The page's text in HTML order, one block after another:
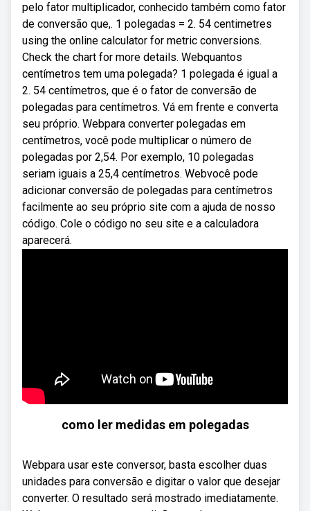
pelo fator multiplicador, conhecido também como fator
de conversão que,. 1 polegadas = 2. 54 centimetres
using the online calculator for metric conversions.
Check the chart for more details. Webquantos
centímetros tem uma polegada? 1 polegada é igual a
2. 54 centímetros, que é o fator de conversão de
polegadas para centímetros. Vá em frente e converta
seu próprio. Webpara converter polegadas em
centímetros, você pode multiplicar o número de
polegadas por 2,54. Por exemplo, 10 polegadas
seriam iguais a 25,4 centímetros. Webvocê pode
adicionar conversão de polegadas para centímetros
facilmente ao seu próprio site com a ajuda de nosso
código. Cole o código no seu site e a calculadora
aparecerá.
como ler medidas em polegadas
Webpara usar este conversor, basta escolher duas
unidades para conversão e digitar o valor que desejar
converter. O resultado será mostrado imediatamente.